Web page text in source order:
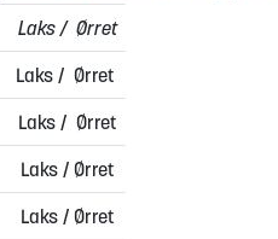
Laks / Ørret
Laks / Ørret
Laks / Ørret
Laks / Ørret
Laks / Ørret